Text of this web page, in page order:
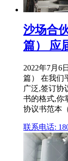
沙场合
篇） 应
2022年7月6
篇） 在我们
广泛,签订协
书的格式,你
协议书范本
联系电话: